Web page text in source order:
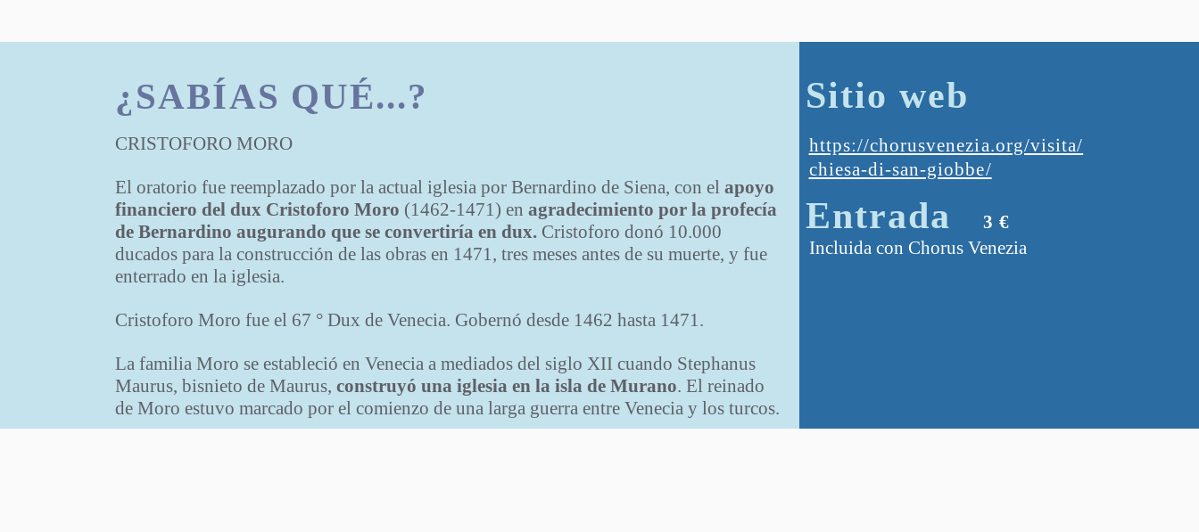
¿SABÍAS QUÉ...?
CRISTOFORO MORO
El oratorio fue reemplazado por la actual iglesia por Bernardino de Siena, con elapoyo
financiero del dux Cristoforo Moro (1462-1471) enagradecimiento por la profecía
de Bernardino augurando que se convertiría en dux. Cristoforo donó 10.000
ducados para la construcción de las obras en 1471, tres meses antes de su muerte, y fue
enterrado en la iglesia.
Cristoforo Moro fue el 67 ° Dux de Venecia. Gobernó desde 1462 hasta 1471.
La familia Moro se estableció en Venecia a mediados del siglo XII cuando Stephanus
Maurus, bisnieto de Maurus,construyó una iglesia en la isla de Murano. El reinado
de Moro estuvo marcado por el comienzo de una larga guerra entre Venecia y los turcos.
Sitio web
https://chorusvenezia.org/visita/
chiesa-di-san-giobbe/
Entrada
3 €
Incluida con Chorus Venezia